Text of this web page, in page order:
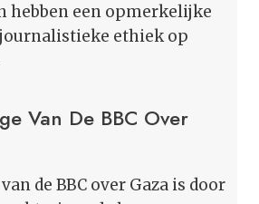
hebben een opmerkelijke
ethiek op
Van De BBC Over
de BBC over Gaza is door